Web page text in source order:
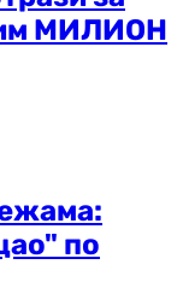
МИЛИОН
по